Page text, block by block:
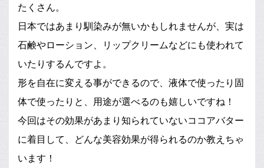
たくさん。
日本ではあまり馴染みが無いかもしれませんが、実は
石鹸やローション、リップクリームなどにも使われて
いたりするんですよ。
形を自在に変える事ができるので、液体で使ったり固
体で使ったりと、用途が選べるのも嬉しいですね！
今回はその効果があまり知られていないココアバター
に着目して、どんな美容効果が得られるのか教えちゃ
います！